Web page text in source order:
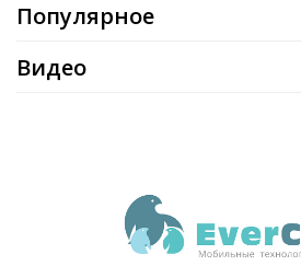
Популярное
Видео